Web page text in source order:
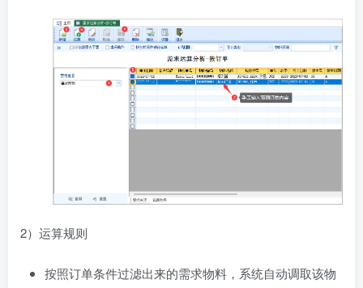
2）运算规则
按照订单条件过滤出来的需求物料，系统自动调取该物